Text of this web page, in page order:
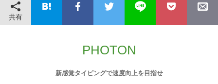
共有
PHOTON
新感覚タイピングで速度向上を目指せ